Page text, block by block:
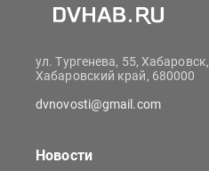
ул. Тургенева, 55, Хабаровск,
Хабаровский край, 680000
dvnovosti@gmail.com
Новости